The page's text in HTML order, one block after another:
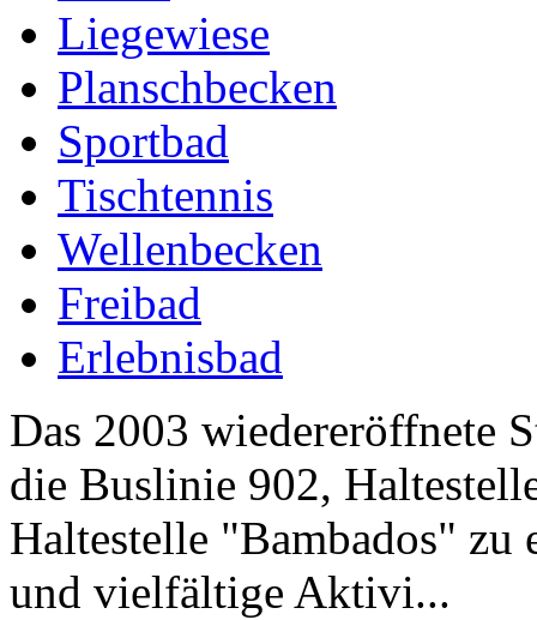
Liegewiese
Planschbecken
Sportbad
Tischtennis
Wellenbecken
Freibad
Erlebnisbad
Das 2003 wiedereröffnete
die Buslinie 902,
Haltestelle "Bambados" zu
und vielfältige Aktivi...